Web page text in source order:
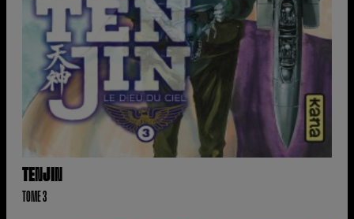
TENJIN
TOME 3